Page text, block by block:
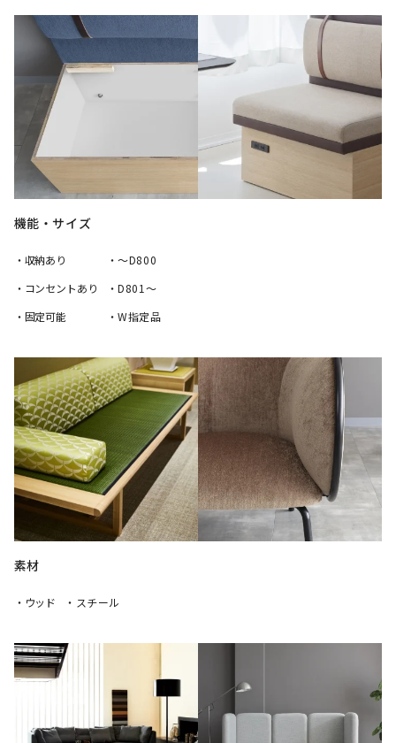
機能・サイズ
・収納あり
・コンセントあり
・固定可能
・～D800
・D801～
・W指定品
素材
・ウッド ・スチール